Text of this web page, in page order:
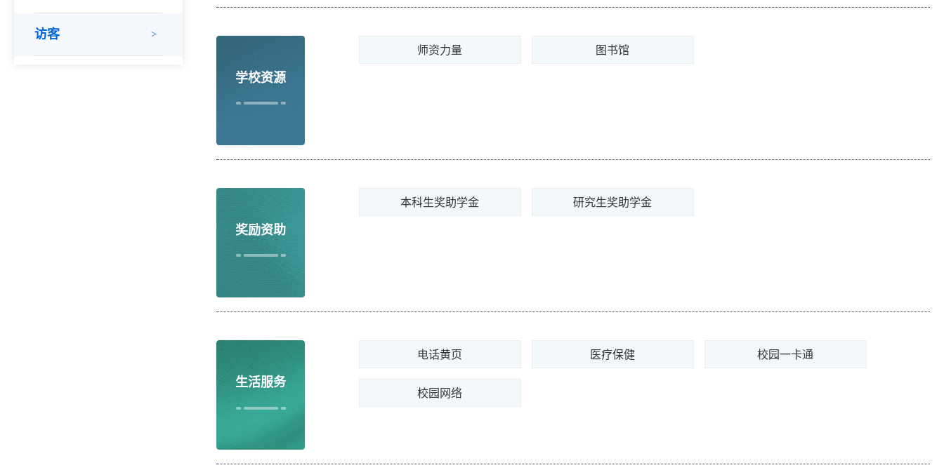
访客 >
学校资源
师资力量 图书馆
奖励资助
本科生奖助学金 研究生奖助学金
生活服务
电话黄页 医疗保健 校园一卡通
校园网络